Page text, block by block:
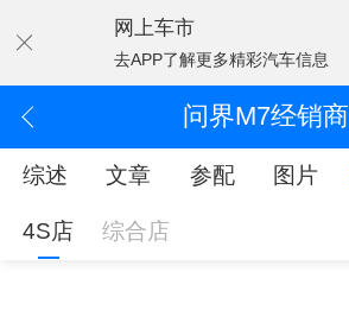
网上车市
去APP了解更多精彩汽车信息
问界M7经销商
综述 文章 参配 图片
4S店 综合店